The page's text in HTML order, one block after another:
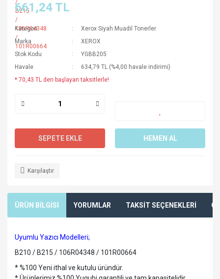
661,24 TL
Kategori
Xerox Siyah Muadil Tonerler
Marka
XEROX
Stok Kodu
YGBB205
Havale
634,79 TL (%4,00 havale indirimi)
* 70,43 TL den başlayan taksitlerle!
SEPETE EKLE HEMEN AL
Karşılaştır
ÜRÜN BİLGİSİ YORUMLAR TAKSİT SEÇENEKLERİ
Uyumlu Yazıcı Modelleri;
B210 / B215 / 106R04348 / 101R00664
* %100 Yeni ithal ve kutulu üründür.